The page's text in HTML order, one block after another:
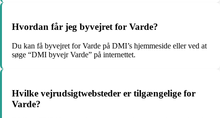
Hvordan får jeg byvejret for Varde?
Du kan få byvejret for Varde på DMI’s hjemmeside eller ved at
søge “DMI byvejr Varde” på internettet.
Hvilke vejrudsigtwebsteder er tilgængelige for
Varde?